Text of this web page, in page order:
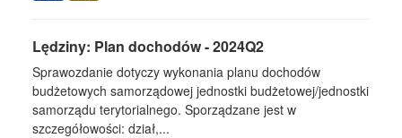
Lędziny: Plan dochodów - 2024Q2
Sprawozdanie dotyczy wykonania planu dochodów
budżetowych samorządowej jednostki budżetowej/jednostki
samorządu terytorialnego. Sporządzane jest w
szczegółowości: dział,...